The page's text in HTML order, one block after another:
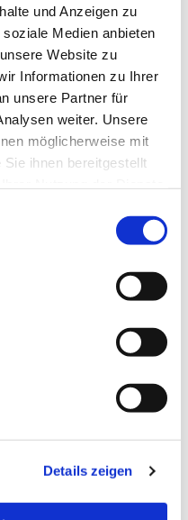
und Anzeigen zu
Medien anbieten
Website zu
Informationen zu Ihrer
unsere Partner für
weiter. Unsere
möglicherweise mit
ihnen bereitgestellt
Details zeigen
Mi 14-16 Uhr
008